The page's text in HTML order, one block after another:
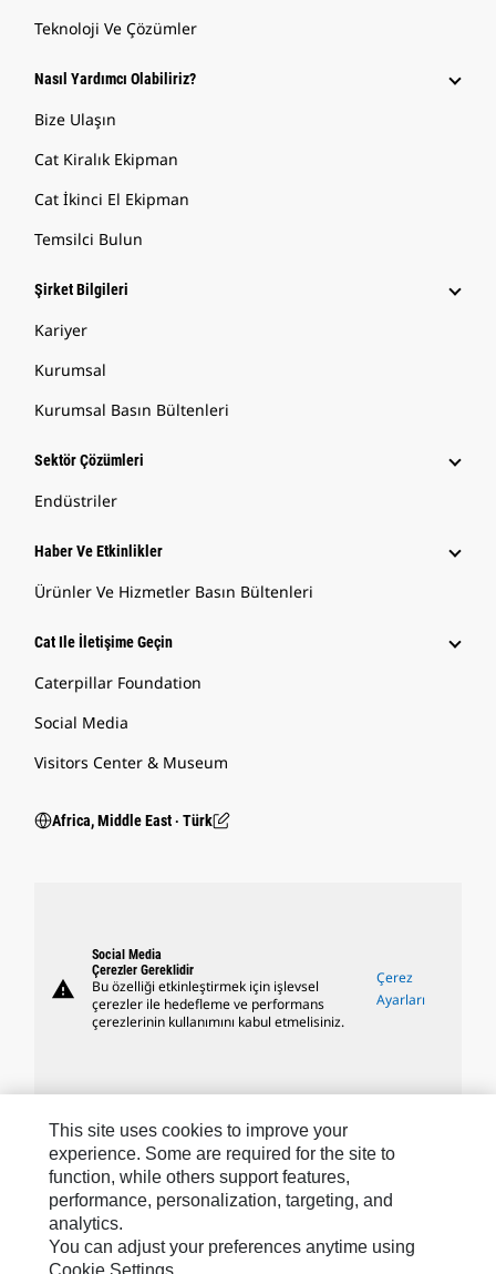
Teknoloji Ve Çözümler
Nasıl Yardımcı Olabiliriz?
Bize Ulaşın
Cat Kiralık Ekipman
Cat İkinci El Ekipman
Temsilci Bulun
Şirket Bilgileri
Kariyer
Kurumsal
Kurumsal Basın Bültenleri
Sektör Çözümleri
Endüstriler
Haber Ve Etkinlikler
Ürünler Ve Hizmetler Basın Bültenleri
Cat Ile İletişime Geçin
Caterpillar Foundation
Social Media
Visitors Center & Museum
Africa, Middle East ‧ Türk
warning
Social Media
Çerezler Gereklidir
Bu özelliği etkinleştirmek için işlevsel
çerezler ile hedefleme ve performans
çerezlerinin kullanımını kabul etmelisiniz.
Çerez
Ayarları
Caterpillar Markaları
Caterpillar.com
Caterpillar Müşteri Hizmetleri Ve Iletişim
This site uses cookies to improve your
experience. Some are required for the site to
function, while others support features,
performance, personalization, targeting, and
analytics.
You can adjust your preferences anytime using
Cookie Settings.